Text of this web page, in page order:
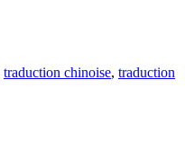
traduction chinoise, traduction